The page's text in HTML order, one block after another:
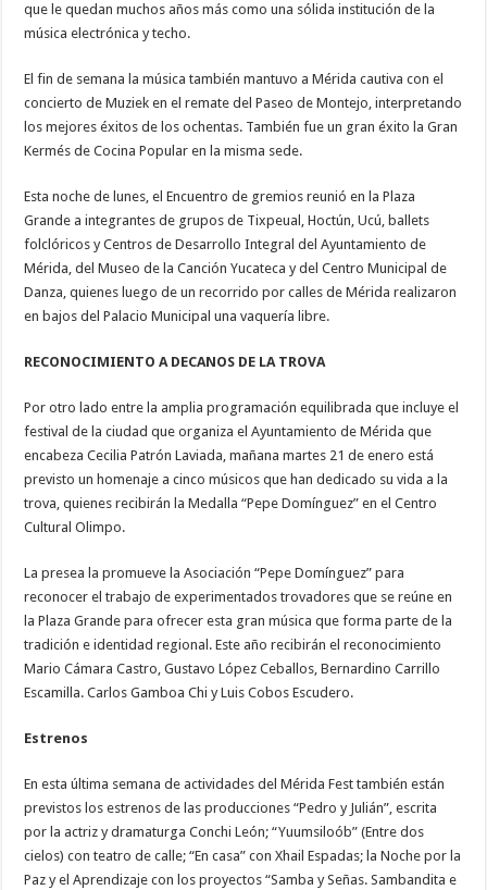
que le quedan muchos años más como una sólida institución de la
música electrónica y techo.
El fin de semana la música también mantuvo a Mérida cautiva con el
concierto de Muziek en el remate del Paseo de Montejo, interpretando
los mejores éxitos de los ochentas. También fue un gran éxito la Gran
Kermés de Cocina Popular en la misma sede.
Esta noche de lunes, el Encuentro de gremios reunió en la Plaza
Grande a integrantes de grupos de Tixpeual, Hoctún, Ucú, ballets
folclóricos y Centros de Desarrollo Integral del Ayuntamiento de
Mérida, del Museo de la Canción Yucateca y del Centro Municipal de
Danza, quienes luego de un recorrido por calles de Mérida realizaron
en bajos del Palacio Municipal una vaquería libre.
RECONOCIMIENTO A DECANOS DE LA TROVA
Por otro lado entre la amplia programación equilibrada que incluye el
festival de la ciudad que organiza el Ayuntamiento de Mérida que
encabeza Cecilia Patrón Laviada, mañana martes 21 de enero está
previsto un homenaje a cinco músicos que han dedicado su vida a la
trova, quienes recibirán la Medalla “Pepe Domínguez” en el Centro
Cultural Olimpo.
La presea la promueve la Asociación “Pepe Domínguez” para
reconocer el trabajo de experimentados trovadores que se reúne en
la Plaza Grande para ofrecer esta gran música que forma parte de la
tradición e identidad regional. Este año recibirán el reconocimiento
Mario Cámara Castro, Gustavo López Ceballos, Bernardino Carrillo
Escamilla. Carlos Gamboa Chi y Luis Cobos Escudero.
Estrenos
En esta última semana de actividades del Mérida Fest también están
previstos los estrenos de las producciones “Pedro y Julián”, escrita
por la actriz y dramaturga Conchi León; “Yuumsiloób” (Entre dos
cielos) con teatro de calle; “En casa” con Xhail Espadas; la Noche por la
Paz y el Aprendizaje con los proyectos “Samba y Señas. Sambandita e